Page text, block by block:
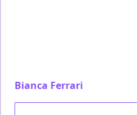
Bianca Ferrari